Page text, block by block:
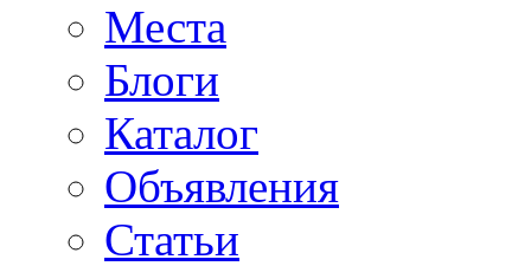
Места
Блоги
Каталог
Объявления
Статьи